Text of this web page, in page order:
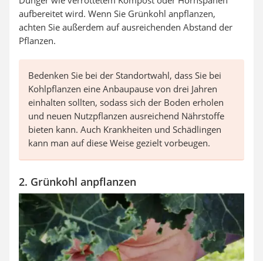
aufbereitet wird. Wenn Sie Grünkohl anpflanzen,
achten Sie außerdem auf ausreichenden Abstand der
Pflanzen.
Bedenken Sie bei der Standortwahl, dass Sie bei
Kohlpflanzen eine Anbaupause von drei Jahren
einhalten sollten, sodass sich der Boden erholen
und neuen Nutzpflanzen ausreichend Nährstoffe
bieten kann. Auch Krankheiten und Schädlingen
kann man auf diese Weise gezielt vorbeugen.
2. Grünkohl anpflanzen